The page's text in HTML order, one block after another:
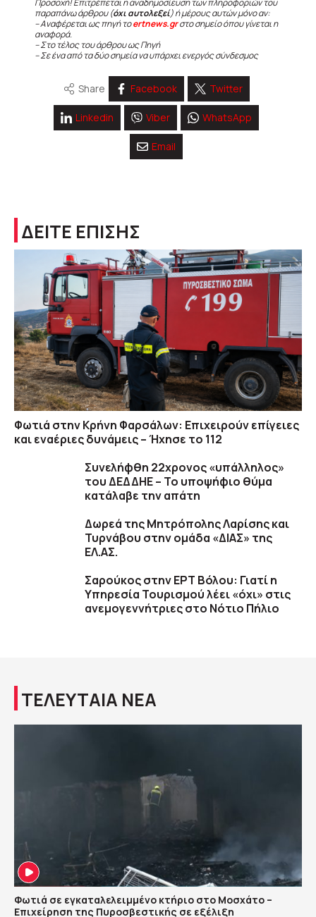
παραπάνω άρθρου (όχι αυτολεξεί) ή μέρους αυτών μόνο αν:
– Αναφέρεται ως πηγή τοertnews.grστο σημείο όπου γίνεται η
αναφορά.
– Στο τέλος του άρθρου ως Πηγή
– Σε ένα από τα δύο σημεία να υπάρχει ενεργός σύνδεσμος
Share Facebook Twitter
Linkedin Viber WhatsApp
Email
ΔΕΙΤΕ ΕΠΙΣΗΣ
Φωτιά στην Κρήνη Φαρσάλων: Επιχειρούν επίγειες
και εναέριες δυνάμεις – Ήχησε το 112
Συνελήφθη 22χρονος «υπάλληλος»
του ΔΕΔΔΗΕ – Το υποψήφιο θύμα
κατάλαβε την απάτη
Δωρεά της Μητρόπολης Λαρίσης και
Τυρνάβου στην ομάδα «ΔΙΑΣ» της
ΕΛ.ΑΣ.
Σαρούκος στην ΕΡΤ Βόλου: Γιατί η
Υπηρεσία Τουρισμού λέει «όχι» στις
ανεμογεννήτριες στο Νότιο Πήλιο
ΤΕΛΕΥΤΑΙΑ ΝΕΑ
Φωτιά σε εγκαταλελειμμένο κτήριο στο Μοσχάτο –
Επιχείρηση της Πυροσβεστικής σε εξέλιξη